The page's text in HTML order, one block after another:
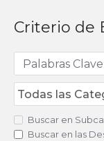
Criterio de
Buscar en
Buscar en las